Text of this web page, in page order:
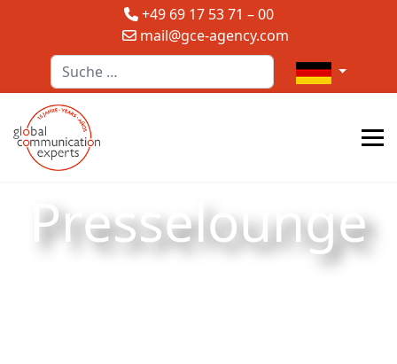
+49 69 17 53 71 – 00
mail@gce-agency.com
Suchen
Sprache
Presselounge